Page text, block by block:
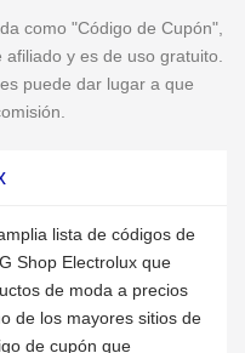
como "Código de Cupón",
y es de uso gratuito.
puede dar lugar a que
lista de códigos de
Shop Electrolux que
de moda a precios
de los mayores sitios de
de cupón que